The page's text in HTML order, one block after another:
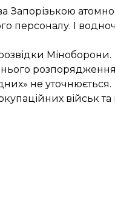
Запорізькою
персоналу. І
Міноборони.
не уточнюється.
військ та